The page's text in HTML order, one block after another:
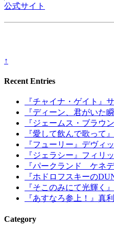
公式サイト
↑
Recent Entries
『チャイナ・ゲイト』
『ディーン、君がいた
『ジェームス・ブラ
『愛して飲んで歌って
『フューリー』デヴィ
『ジェラシー』フィリ
『パークランド ケネ
『ホドロフスキーの
『そこのみにて光輝く
『あすなろ参上！』真
Category